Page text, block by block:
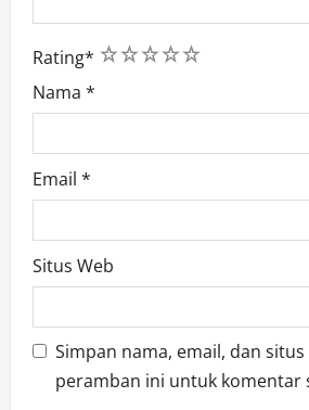
Rating* 5
4
3
2
1
Nama *
Email *
Situs Web
Simpan nama, email, dan situs
peramban ini untuk komentar